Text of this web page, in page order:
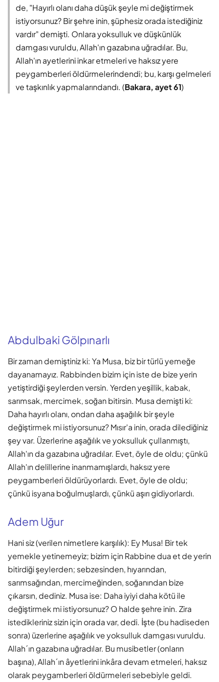
de, "Hayırlı olanı daha düşük şeyle mi değiştirmek
istiyorsunuz? Bir şehre inin, şüphesiz orada istediğiniz
vardır" demişti. Onlara yoksulluk ve düşkünlük
damgası vuruldu, Allah'ın gazabına uğradılar. Bu,
Allah'ın ayetlerini inkar etmeleri ve haksız yere
peygamberleri öldürmelerindendi; bu, karşı gelmeleri
ve taşkınlık yapmalarındandı. (Bakara, ayet 61)
Abdulbaki Gölpınarlı
Bir zaman demiştiniz ki: Ya Musa, biz bir türlü yemeğe
dayanamayız. Rabbinden bizim için iste de bize yerin
yetiştirdiği şeylerden versin. Yerden yeşillik, kabak,
sarımsak, mercimek, soğan bitirsin. Musa demişti ki:
Daha hayırlı olanı, ondan daha aşağılık bir şeyle
değiştirmek mi istiyorsunuz? Mısır'a inin, orada dilediğiniz
şey var. Üzerlerine aşağılık ve yoksulluk çullanmıştı,
Allah'ın da gazabına uğradılar. Evet, öyle de oldu; çünkü
Allah'ın delillerine inanmamışlardı, haksız yere
peygamberleri öldürüyorlardı. Evet, öyle de oldu;
çünkü isyana boğulmuşlardı, çünkü aşırı gidiyorlardı.
Adem Uğur
Hani siz (verilen nimetlere karşılık): Ey Musa! Bir tek
yemekle yetinemeyiz; bizim için Rabbine dua et de yerin
bitirdiği şeylerden; sebzesinden, hıyarından,
sarımsağından, mercimeğinden, soğanından bize
çıkarsın, dediniz. Musa ise: Daha iyiyi daha kötü ile
değiştirmek mi istiyorsunuz? O halde şehre inin. Zira
istedikleriniz sizin için orada var, dedi. İşte (bu hadiseden
sonra) üzerlerine aşağılık ve yoksulluk damgası vuruldu.
Allah´ın gazabına uğradılar. Bu musibetler (onların
başına), Allah´ın âyetlerini inkâra devam etmeleri, haksız
olarak peygamberleri öldürmeleri sebebiyle geldi.